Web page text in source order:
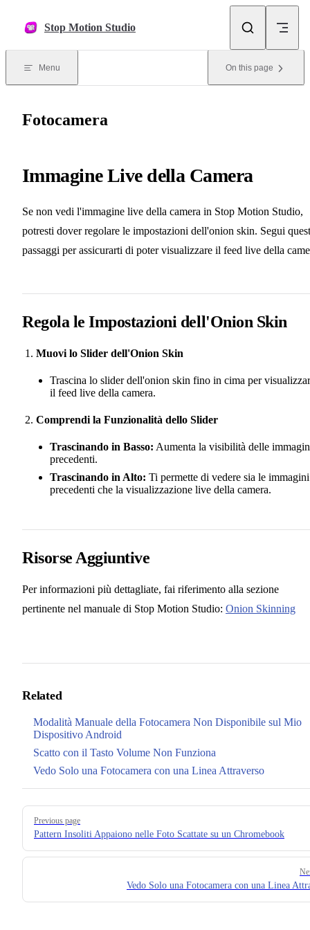
Stop Motion Studio
Menu On this page
Fotocamera
Immagine Live della Camera
Se non vedi l'immagine live della camera in Stop Motion Studio,
potresti dover regolare le impostazioni dell'onion skin. Segui
passaggi per assicurarti di poter visualizzare il feed live della
Regola le Impostazioni dell'Onion Skin
Muovi lo Slider dell'Onion Skin
Trascina lo slider dell'onion skin fino in cima per
il feed live della camera.
Comprendi la Funzionalità dello Slider
Trascinando in Basso: Aumenta la visibilità delle
precedenti.
Trascinando in Alto: Ti permette di vedere sia le immagini
precedenti che la visualizzazione live della camera.
Risorse Aggiuntive
Per informazioni più dettagliate, fai riferimento alla sezione
pertinente nel manuale di Stop Motion Studio: Onion Skinning
Related
Modalità Manuale della Fotocamera Non Disponibile sul Mio
Dispositivo Android
Scatto con il Tasto Volume Non Funziona
Vedo Solo una Fotocamera con una Linea Attraverso
Pager
Previous page
Pattern Insoliti Appaiono nelle Foto Scattate su un Chromebook
Vedo Solo una Fotocamera con una Linea